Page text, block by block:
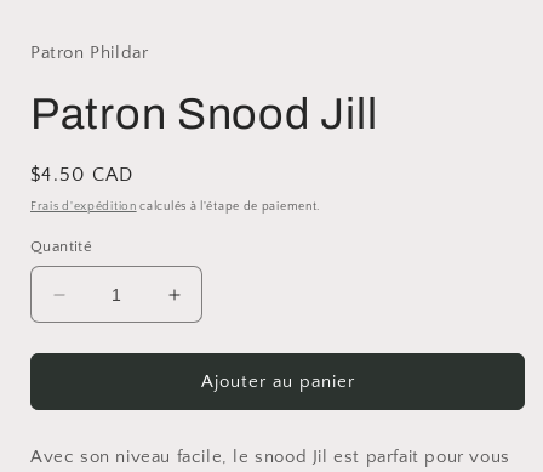
Patron Phildar
Patron Snood Jill
Prix
habituel
$4.50 CAD
Frais d'expédition calculés à l'étape de paiement.
Quantité
Réduire
la
quantité
Patron
Jill
Augmenter
la
quantité
Patron
Jill
Ajouter au panier
Avec son niveau facile, le snood Jil est parfait pour vous